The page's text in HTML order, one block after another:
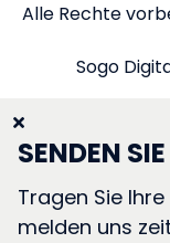
Alle Rechte
Sogo
SENDEN
Tragen Sie
melden uns